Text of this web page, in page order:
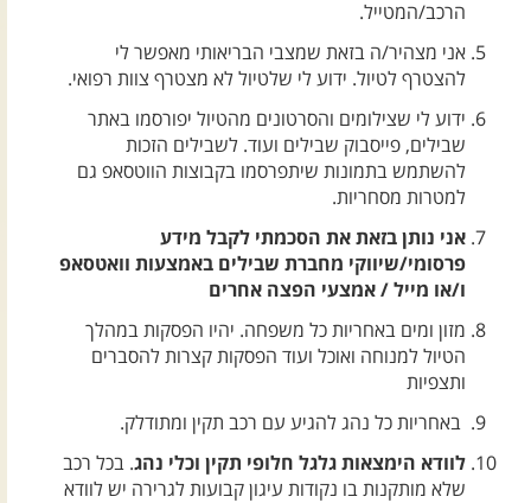
הרכב/המטייל.
אני מצהיר/ה בזאת שמצבי הבריאותי מאפשר לי
להצטרף לטיול. ידוע לי שלטיול לא מצטרף צוות רפואי.
ידוע לי שצילומים והסרטונים מהטיול יפורסמו באתר
שבילים, פייסבוק שבילים ועוד. לשבילים הזכות
להשתמש בתמונות שיתפרסמו בקבוצות הווטסאפ גם
למטרות מסחריות.
אני נותן בזאת את הסכמתי לקבל מידע
פרסומי/שיווקי מחברת שבילים באמצעות וואטסאפ
ו/או מייל / אמצעי הפצה אחרים
מזון ומים באחריות כל משפחה. יהיו הפסקות במהלך
הטיול למנוחה ואוכל ועוד הפסקות קצרות להסברים
ותצפיות
באחריות כל נהג להגיע עם רכב תקין ומתודלק.
לוודא הימצאות גלגל חלופי תקין וכלי נהג. בכל רכב
שלא מותקנות בו נקודות עיגון קבועות לגרירה יש לוודא